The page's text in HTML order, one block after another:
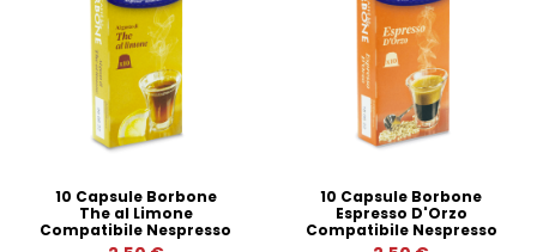
10 Capsule Borbone
The al Limone
Compatibile Nespresso
10 Capsule Borbone
Espresso D'Orzo
Compatibile Nespresso